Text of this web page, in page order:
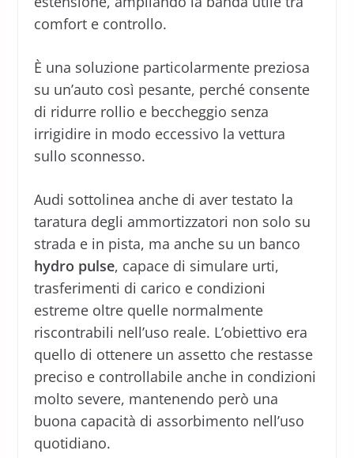
comfort e controllo.
È una soluzione particolarmente preziosa
su un’auto così pesante, perché consente
di ridurre rollio e beccheggio senza
irrigidire in modo eccessivo la vettura
sullo sconnesso.
Audi sottolinea anche di aver testato la
taratura degli ammortizzatori non solo su
strada e in pista, ma anche su un banco
hydro pulse, capace di simulare urti,
trasferimenti di carico e condizioni
estreme oltre quelle normalmente
riscontrabili nell’uso reale. L’obiettivo era
quello di ottenere un assetto che restasse
preciso e controllabile anche in condizioni
molto severe, mantenendo però una
buona capacità di assorbimento nell’uso
quotidiano.